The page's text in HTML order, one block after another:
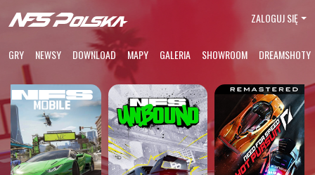
GRY NEWSY DOWNLOAD MAPY GALERIA SHOWROOM DREAMSHOTY
ZALOGUJ SIĘ